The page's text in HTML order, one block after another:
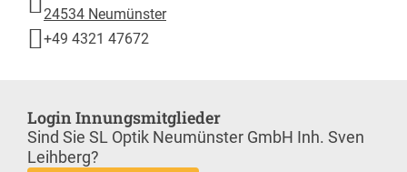
24534 Neumünster
+49 4321 47672
Login Innungsmitglieder
Sind Sie SL Optik Neumünster GmbH Inh. Sven
Leihberg?